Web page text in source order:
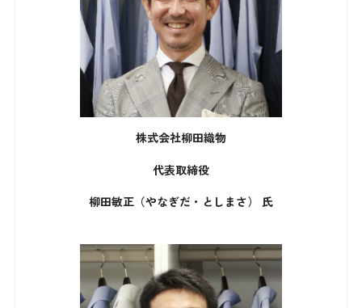
株式会社柳田織物
代表取締役
柳田敏正（やなぎだ・としまさ） 氏